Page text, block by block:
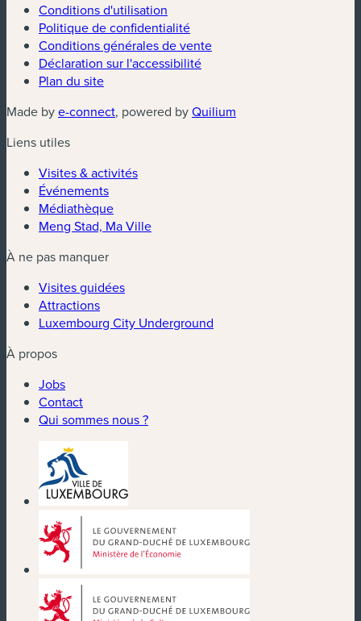
Conditions d'utilisation
Politique de confidentialité
Conditions générales de vente
Déclaration sur l'accessibilité
Plan du site
Made bye-connect(nouvelle fenêtre)
, powered byQuilium
Liens utiles
Visites & activités
Événements
Médiathèque
Meng Stad, Ma Ville
À ne pas manquer
Visites guidées
Attractions
Luxembourg City Underground
À propos
Jobs
Contact
Qui sommes nous ?